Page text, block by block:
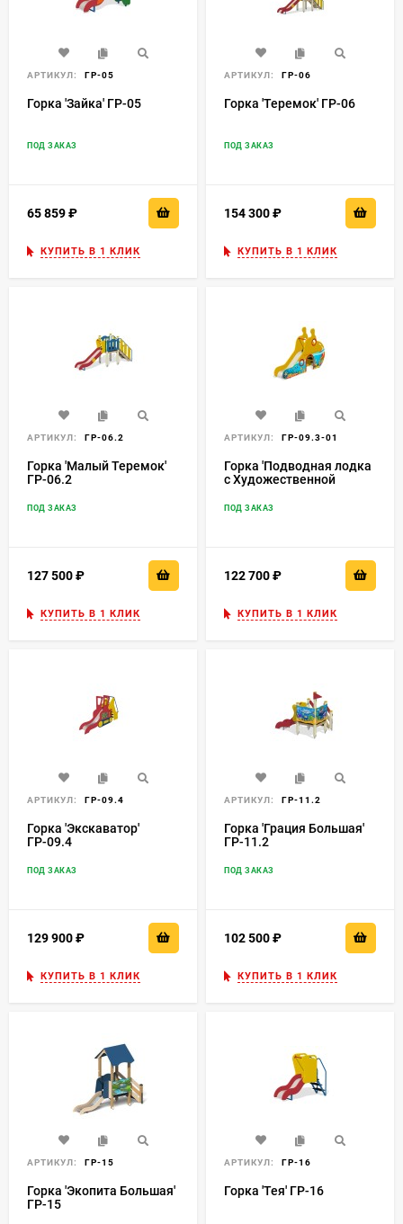
АРТИКУЛ: ГР-05
Горка 'Зайка' ГР-05
ПОД ЗАКАЗ
65 859
КУПИТЬ В 1 КЛИК
АРТИКУЛ: ГР-06
Горка 'Теремок' ГР-06
ПОД ЗАКАЗ
154 300
КУПИТЬ В 1 КЛИК
АРТИКУЛ: ГР-06.2
Горка 'Малый Теремок'
ГР-06.2
ПОД ЗАКАЗ
127 500
КУПИТЬ В 1 КЛИК
АРТИКУЛ: ГР-09.3-01
Горка 'Подводная лодка
с Художественной
ПОД ЗАКАЗ
122 700
КУПИТЬ В 1 КЛИК
АРТИКУЛ: ГР-09.4
Горка 'Экскаватор'
ГР-09.4
ПОД ЗАКАЗ
129 900
КУПИТЬ В 1 КЛИК
АРТИКУЛ: ГР-11.2
Горка 'Грация Большая'
ГР-11.2
ПОД ЗАКАЗ
102 500
КУПИТЬ В 1 КЛИК
АРТИКУЛ: ГР-15
Горка 'Экопита Большая'
ГР-15
АРТИКУЛ: ГР-16
Горка 'Тея' ГР-16